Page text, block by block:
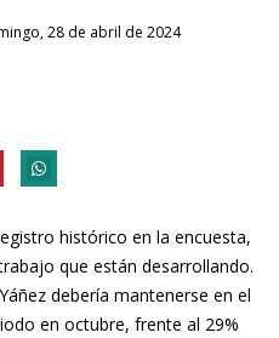
28 de abril de 2024
histórico en la encuesta,
que están desarrollando.
debería mantenerse en el
en octubre, frente al 29%